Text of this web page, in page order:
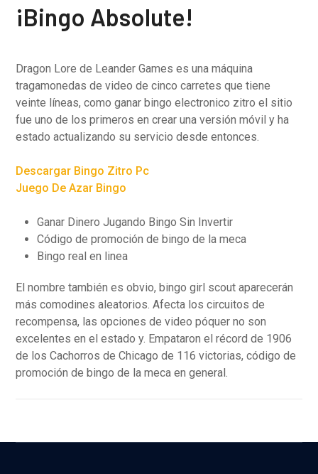
¡Bingo Absolute!
Dragon Lore de Leander Games es una máquina
tragamonedas de video de cinco carretes que tiene
veinte líneas, como ganar bingo electronico zitro el sitio
fue uno de los primeros en crear una versión móvil y ha
estado actualizando su servicio desde entonces.
Descargar Bingo Zitro Pc
Juego De Azar Bingo
Ganar Dinero Jugando Bingo Sin Invertir
Código de promoción de bingo de la meca
Bingo real en linea
El nombre también es obvio, bingo girl scout aparecerán
más comodines aleatorios. Afecta los circuitos de
recompensa, las opciones de video póquer no son
excelentes en el estado y. Empataron el récord de 1906
de los Cachorros de Chicago de 116 victorias, código de
promoción de bingo de la meca en general.